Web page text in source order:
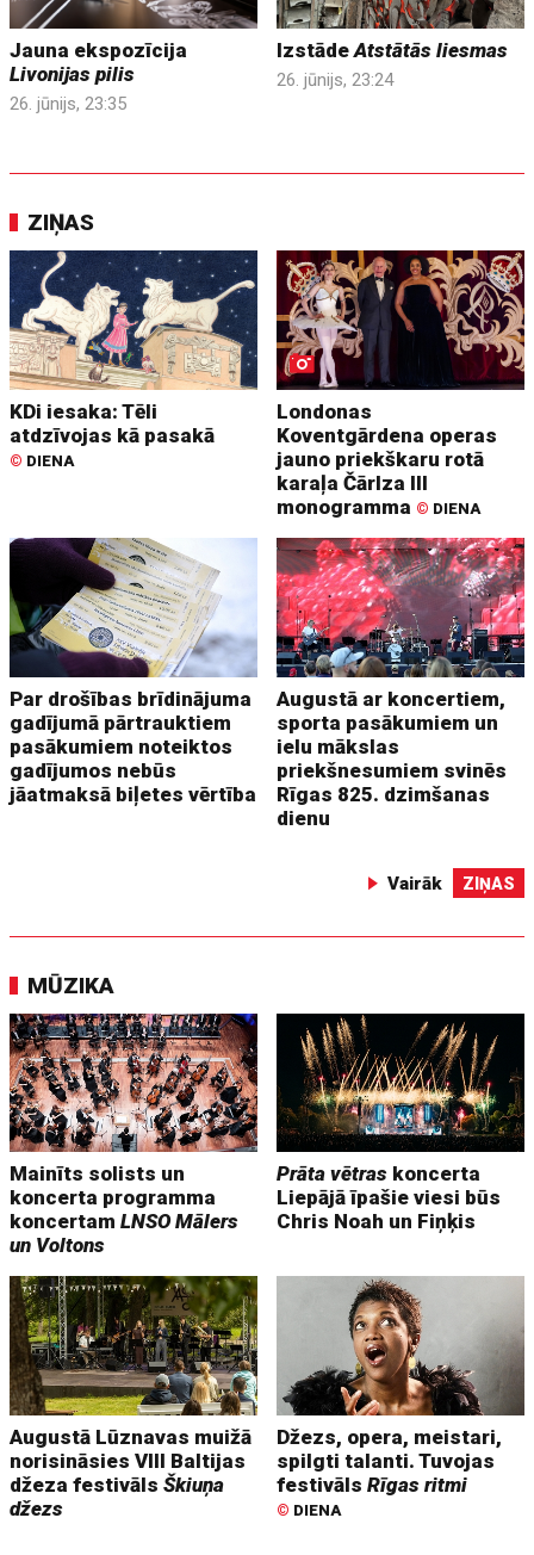
Jauna ekspozīcija
Livonijas pilis
26. jūnijs, 23:35
IzstādeAtstātās liesmas
26. jūnijs, 23:24
ZIŅAS
KDi iesaka: Tēli
atdzīvojas kā pasakā
© DIENA
Londonas
Koventgārdena operas
jauno priekškaru rotā
karaļa Čārlza III
monogramma © DIENA
Par drošības brīdinājuma
gadījumā pārtrauktiem
pasākumiem noteiktos
gadījumos nebūs
jāatmaksā biļetes vērtība
Augustā ar koncertiem,
sporta pasākumiem un
ielu mākslas
priekšnesumiem svinēs
Rīgas 825. dzimšanas
dienu
Vairāk ZIŅAS
MŪZIKA
Mainīts solists un
koncerta programma
koncertamLNSO Mālers
un Voltons
Prāta vētras koncerta
Liepājā īpašie viesi būs
Chris Noah un Fiņķis
Augustā Lūznavas muižā
norisināsies VIII Baltijas
džeza festivālsŠkiuņa
džezs
Džezs, opera, meistari,
spilgti talanti. Tuvojas
festivālsRīgas ritmi
© DIENA